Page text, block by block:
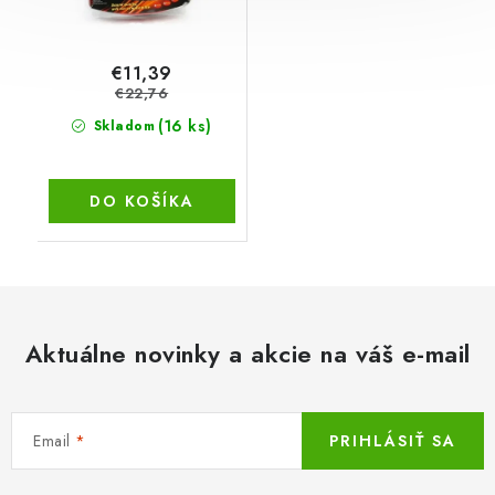
Skladom (16 ks)
€11,39
€22,76
DO KOŠÍKA
Aktuálne novinky a akcie na váš e-mail
Email PRIHLÁSIŤ SA